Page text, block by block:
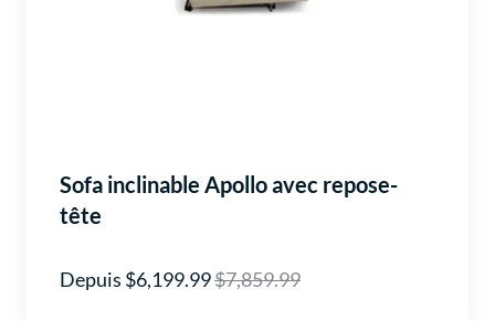
Sofa inclinable Apollo avec repose-
tête
Depuis $6,199.99$7,859.99